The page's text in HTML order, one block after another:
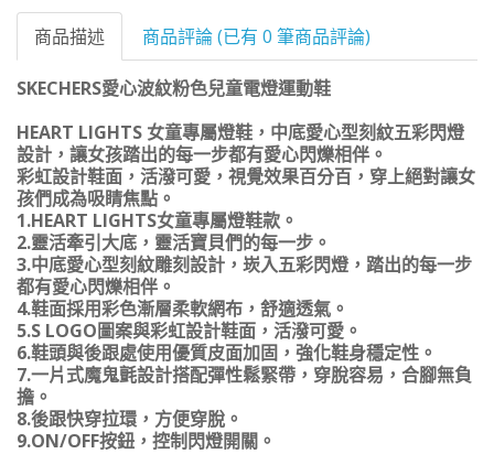
商品描述 商品評論 (已有 0 筆商品評論)
SKECHERS愛心波紋粉色兒童電燈運動鞋
HEART LIGHTS 女童專屬燈鞋，中底愛心型刻紋五彩閃燈
設計，讓女孩踏出的每一步都有愛心閃爍相伴。
彩虹設計鞋面，活潑可愛，視覺效果百分百，穿上絕對讓女
孩們成為吸睛焦點。
1.HEART LIGHTS女童專屬燈鞋款。
2.靈活牽引大底，靈活寶貝們的每一步。
3.中底愛心型刻紋雕刻設計，崁入五彩閃燈，踏出的每一步
都有愛心閃爍相伴。
4.鞋面採用彩色漸層柔軟網布，舒適透氣。
5.S LOGO圖案與彩虹設計鞋面，活潑可愛。
6.鞋頭與後跟處使用優質皮面加固，強化鞋身穩定性。
7.一片式魔鬼氈設計搭配彈性鬆緊帶，穿脫容易，合腳無負
擔。
8.後跟快穿拉環，方便穿脫。
9.ON/OFF按鈕，控制閃燈開關。